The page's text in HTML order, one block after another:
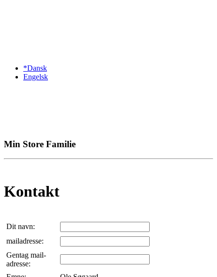
*Dansk
Engelsk
Min Store Familie
Kontakt
Dit navn:
mailadresse:
Gentag mail-
adresse: